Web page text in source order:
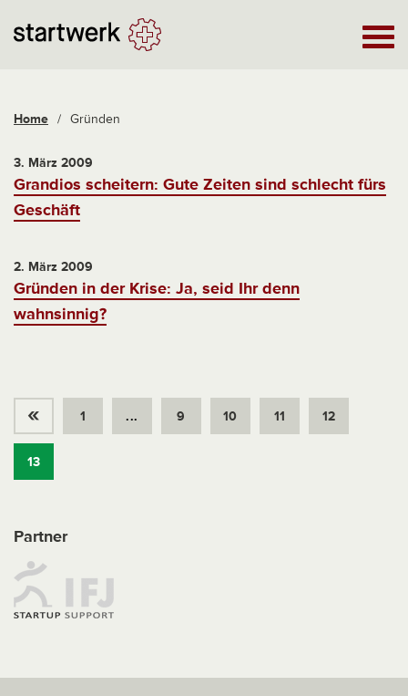
Home / Gründen
3. März 2009
Grandios scheitern: Gute Zeiten sind schlecht fürs
Geschäft
2. März 2009
Gründen in der Krise: Ja, seid Ihr denn
wahnsinnig?
« 1 ... 9 10 11 12
13
Partner